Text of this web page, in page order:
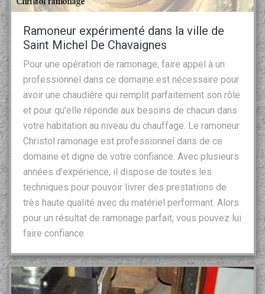
Ramoneur expérimenté dans la ville de
Saint Michel De Chavaignes
Pour une opération de ramonage, faire appel à un
professionnel dans ce domaine est nécessaire pour
avoir une chaudière qui remplit parfaitement son rôle
et pour qu’elle réponde aux besoins de chacun dans
votre habitation au niveau du chauffage. Le ramoneur
Christol ramonage est professionnel dans de ce
domaine et digne de votre confiance. Avec plusieurs
années d’expérience, il dispose de toutes les
techniques pour pouvoir livrer des prestations de
très haute qualité avec du matériel performant. Alors
pour un résultat de ramonage parfait, vous pouvez lui
faire confiance.